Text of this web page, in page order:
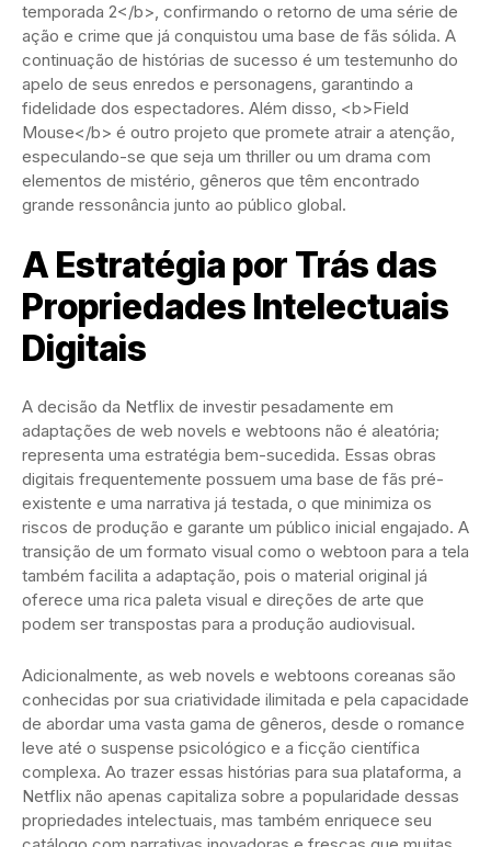
temporada 2</b>, confirmando o retorno de uma série de
ação e crime que já conquistou uma base de fãs sólida. A
continuação de histórias de sucesso é um testemunho do
apelo de seus enredos e personagens, garantindo a
fidelidade dos espectadores. Além disso, <b>Field
Mouse</b> é outro projeto que promete atrair a atenção,
especulando-se que seja um thriller ou um drama com
elementos de mistério, gêneros que têm encontrado
grande ressonância junto ao público global.
A Estratégia por Trás das
Propriedades Intelectuais
Digitais
A decisão da Netflix de investir pesadamente em
adaptações de web novels e webtoons não é aleatória;
representa uma estratégia bem-sucedida. Essas obras
digitais frequentemente possuem uma base de fãs pré-
existente e uma narrativa já testada, o que minimiza os
riscos de produção e garante um público inicial engajado. A
transição de um formato visual como o webtoon para a tela
também facilita a adaptação, pois o material original já
oferece uma rica paleta visual e direções de arte que
podem ser transpostas para a produção audiovisual.
Adicionalmente, as web novels e webtoons coreanas são
conhecidas por sua criatividade ilimitada e pela capacidade
de abordar uma vasta gama de gêneros, desde o romance
leve até o suspense psicológico e a ficção científica
complexa. Ao trazer essas histórias para sua plataforma, a
Netflix não apenas capitaliza sobre a popularidade dessas
propriedades intelectuais, mas também enriquece seu